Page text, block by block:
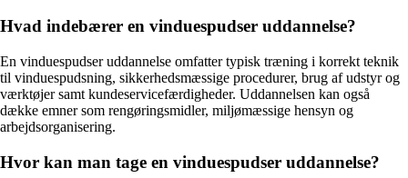
Hvad indebærer en vinduespudser uddannelse?
En vinduespudser uddannelse omfatter typisk træning i korrekt teknik
til vinduespudsning, sikkerhedsmæssige procedurer, brug af udstyr og
værktøjer samt kundeservicefærdigheder. Uddannelsen kan også
dække emner som rengøringsmidler, miljømæssige hensyn og
arbejdsorganisering.
Hvor kan man tage en vinduespudser uddannelse?